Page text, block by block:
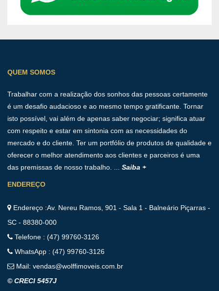
QUEM SOMOS
Trabalhar com a realização dos sonhos das pessoas certamente
é um desafio audacioso e ao mesmo tempo gratificante. Tornar
isto possível, vai além de apenas saber negociar; significa atuar
com respeito e estar em sintonia com as necessidades do
mercado e do cliente. Ter um portfólio de produtos de qualidade e
oferecer o melhor atendimento aos clientes e parceiros é uma
das premissas de nosso trabalho. ... Saiba +
ENDEREÇO
Endereço :Av. Nereu Ramos, 901 - Sala 1 - Balneário Piçarras -
SC - 88380-000
Telefone : (47) 99760-3126
WhatsApp : (47) 99760-3126
Mail: vendas@wolffimoveis.com.br
© CRECI 5457J